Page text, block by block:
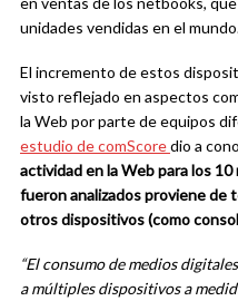
unidades vendidas en el
El incremento de estos
visto reflejado en aspectos
la Web por parte de equipos
estudio de comScoredio a
actividad en la Web para los
fueron analizados proviene de
otros dispositivos (como
“El consumo de medios
a múltiples dispositivos a